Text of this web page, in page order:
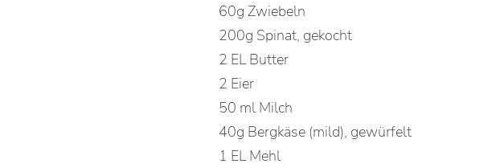
60g Zwiebeln
200g Spinat, gekocht
2 EL Butter
2 Eier
50 ml Milch
40g Bergkäse (mild), gewürfelt
1 EL Mehl